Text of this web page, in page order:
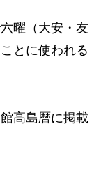
曜（大安・友
とに使われる
高島暦に掲載